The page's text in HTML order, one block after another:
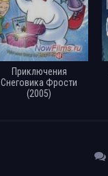
Размер: 314.38
Размер: 500.75 MB
Размер: 747.22 MB
Приключения
Снеговика Фрости
(2005)